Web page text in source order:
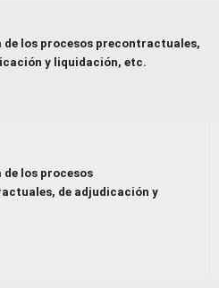
los procesos precontractuales,
y liquidación, etc.
los procesos
de adjudicación y